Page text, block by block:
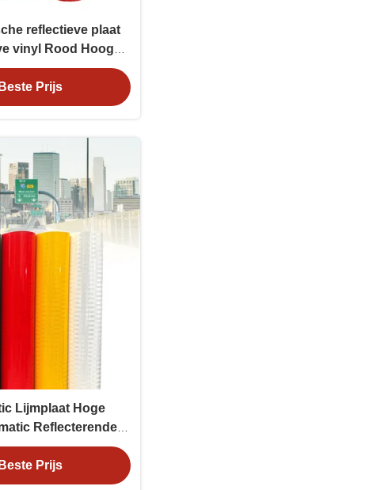
reflectieve plaat
vinyl Rood Hoog
zichtbaarheid
Prijs
Lijmplaat Hoge
Reflecterende
ODM
Prijs